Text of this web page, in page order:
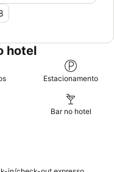
hotel
Estacionamento
Bar no hotel